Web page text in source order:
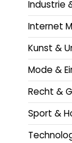
Industrie
Internet
Kunst &
Mode &
Recht &
Sport &